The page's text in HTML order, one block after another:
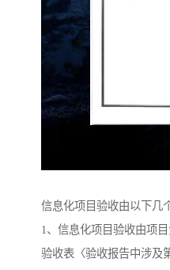
信息化项目验收由以下几
1、信息化项目验收由项
验收表〈验收报告中涉及